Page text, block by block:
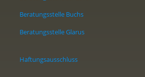
Beratungsstelle Buchs
Beratungsstelle Glarus
Haftungsausschluss